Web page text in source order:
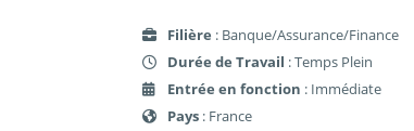
Filière : Banque/Assurance/Finance
Durée de Travail : Temps Plein
Entrée en fonction : Immédiate
Pays : France